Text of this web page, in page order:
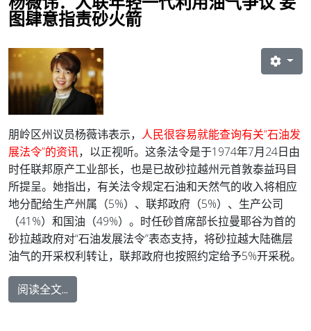
图肆意指责砂火箭
朋岭区州议员杨薇讳表示， 人民很容易就能查询有关”石油发
展法令”的资讯，以正视听。这条法令是于1974年7月24日由
时任联邦原产工业部长，也是已故砂拉越州元首敦泰益玛目
所提呈。 她指出，有关法令规定石油和天然气的收入将相应
地分配给生产州属（5%）、联邦政府（5%）、生产公司
（41%）和国油（49%）。时任砂首席部长拉曼耶谷为首的
砂拉越政府对“石油发展法令”表态支持，将砂拉越大陆礁层
油气的开采权利转让，联邦政府也按照约定给予5%开采税。
阅读全文...